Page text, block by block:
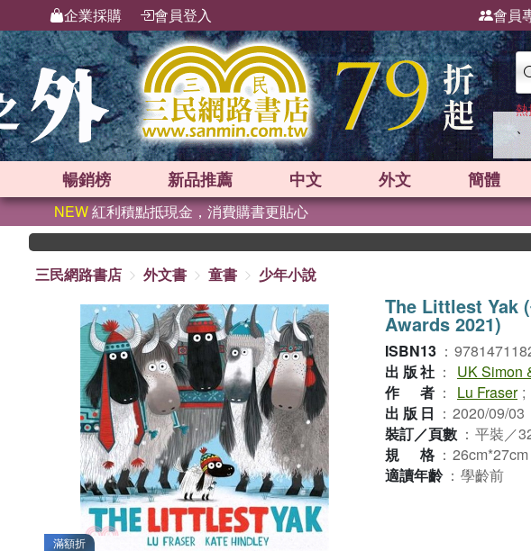
企業採購 會員登入 會員
、
暢銷榜 新品推薦 中文 外文 簡體
NEW紅利積點抵現金，消費購書更貼心
三民網路書店
外文書 童書 少年小說
滿額折
The Littlest Yak
Awards 2021)
ISBN13 ：
出版社 ：
UK Simon
作者 ： Lu Fraser ;
出版日 ： 2020/09/03
裝訂／頁數 ： 平裝／
規格 ：
適讀年齡 ： 學齡前